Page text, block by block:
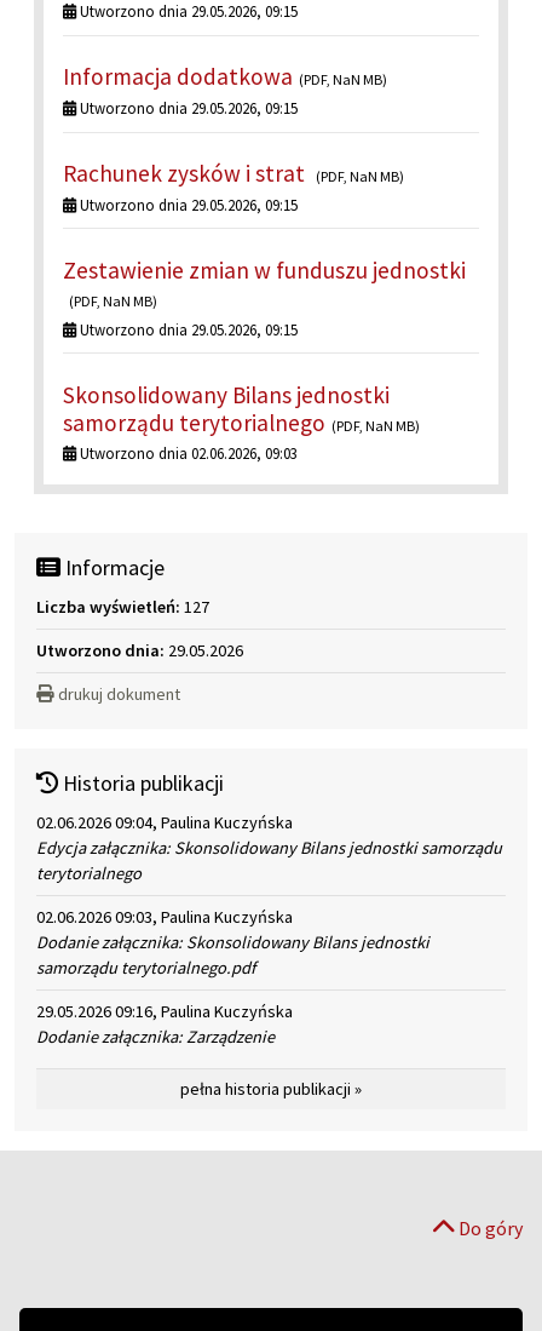
Utworzono dnia 29.05.2026, 09:15
Informacja dodatkowa (PDF, NaN MB)
Utworzono dnia 29.05.2026, 09:15
Rachunek zysków i strat (PDF, NaN MB)
Utworzono dnia 29.05.2026, 09:15
Zestawienie zmian w funduszu jednostki
(PDF, NaN MB)
Utworzono dnia 29.05.2026, 09:15
Skonsolidowany Bilans jednostki
samorządu terytorialnego (PDF, NaN MB)
Utworzono dnia 02.06.2026, 09:03
Informacje
Liczba wyświetleń: 127
Utworzono dnia: 29.05.2026
drukuj dokument
Historia publikacji
02.06.2026 09:04, Paulina Kuczyńska
Edycja załącznika: Skonsolidowany Bilans jednostki samorządu
terytorialnego
02.06.2026 09:03, Paulina Kuczyńska
Dodanie załącznika: Skonsolidowany Bilans jednostki
samorządu terytorialnego.pdf
29.05.2026 09:16, Paulina Kuczyńska
Dodanie załącznika: Zarządzenie
pełna historia publikacji »
Do góry